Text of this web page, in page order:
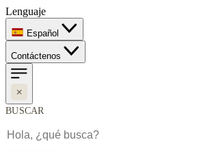
Lenguaje
Español
Contáctenos
BUSCAR